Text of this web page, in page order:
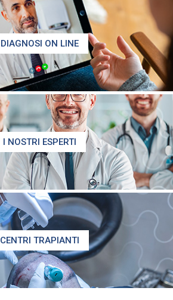
DIAGNOSI ON LINE
I NOSTRI ESPERTI
CENTRI TRAPIANTI